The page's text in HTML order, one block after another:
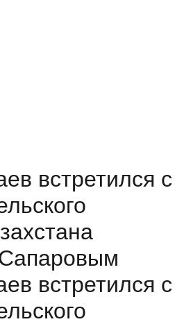
встретился с
встретился с